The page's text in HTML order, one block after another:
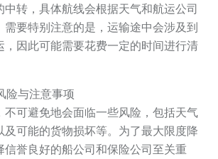
转，具体航线会根据天气和航运公司
需要特别注意的是，运输途中会涉及到
，因此可能需要花费一定的时间进行清
险与注意事项
不可避免地会面临一些风险，包括天气
及可能的货物损坏等。为了最大限度降
信誉良好的船公司和保险公司至关重